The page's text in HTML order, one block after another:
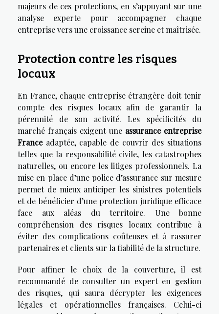
majeurs de ces protections, en s’appuyant sur une
analyse experte pour accompagner chaque
entreprise vers une croissance sereine et maîtrisée.
Protection contre les risques
locaux
En France, chaque entreprise étrangère doit tenir
compte des risques locaux afin de garantir la
pérennité de son activité. Les spécificités du
marché français exigent une assurance entreprise
Franceadaptée, capable de couvrir des situations
telles que la responsabilité civile, les catastrophes
naturelles, ou encore les litiges professionnels. La
mise en place d’une police d’assurance sur mesure
permet de mieux anticiper les sinistres potentiels
et de bénéficier d’une protection juridique efficace
face aux aléas du territoire. Une bonne
compréhension des risques locaux contribue à
éviter des complications coûteuses et à rassurer
partenaires et clients sur la fiabilité de la structure.
Pour affiner le choix de la couverture, il est
recommandé de consulter un expert en gestion
des risques, qui saura décrypter les exigences
légales et opérationnelles françaises. Celui-ci